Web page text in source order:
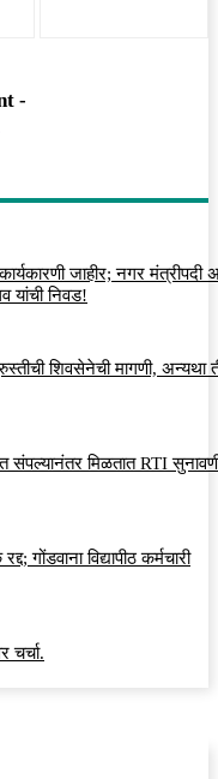
-
जाहीर; नगर मंत्रीपदी
यांची निवड!
शिवसेनेची मागणी, अन्यथा
संपल्यानंतर मिळतात RTI
गोंडवाना विद्यापीठ कर्मचारी
चर्चा.